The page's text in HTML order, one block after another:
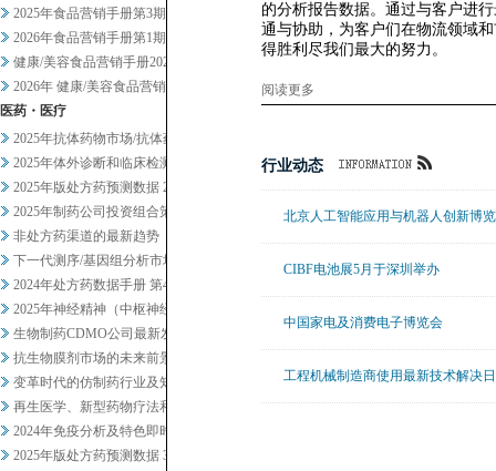
2025年食品营销手册第3期
2026年食品营销手册第1期
健康/美容食品营销手册2025...
2026年 健康/美容食品营销...
医药・医疗
2025年抗体药物市场/抗体药...
2025年体外诊断和临床检测市...
2025年版处方药预测数据 2
2025年制药公司投资组合策略...
非处方药渠道的最新趋势
下一代测序/基因组分析市场20...
2024年处方药数据手册 第4...
2025年神经精神（中枢神经系...
生物制药CDMO公司最新发展趋...
抗生物膜剂市场的未来前景
变革时代的仿制药行业及知名企业...
再生医学、新型药物疗法和药物研...
2024年免疫分析及特色即时检...
2025年版处方药预测数据 3
的分析报告数据。通过与客户进
通与协助，为客户们在物流领域
得胜利尽我们最大的努力。
阅读更多
行业动态
北京人工智能应用与机器人创新博
CIBF电池展5月于深圳举办
中国家电及消费电子博览会
工程机械制造商使用最新技术解决